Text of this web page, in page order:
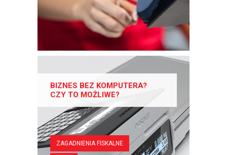
BIZNES BEZ KOMPUTERA?
CZY TO MOŻLIWE?
ZAGADNIENIA FISKALNE